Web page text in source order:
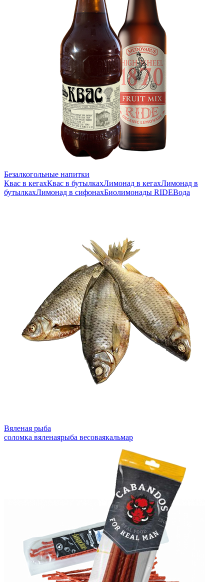
Безалкогольные напитки
Квас в кегахКвас в бутылкахЛимонад в кегахЛимонад в
бутылкахЛимонад в сифонахБиолимонады RIDEВода
Вяленая рыба
соломка вяленаярыба весоваякальмар